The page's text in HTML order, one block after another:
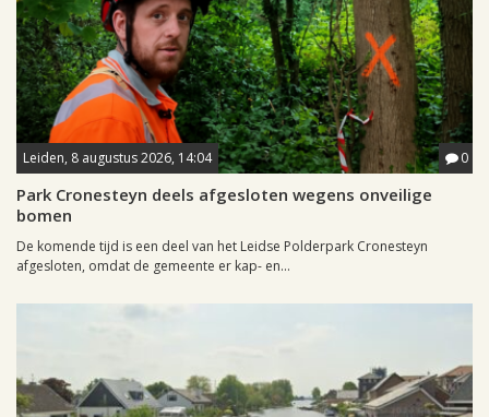
Leiden, 8 augustus 2026, 14:04 0
Park Cronesteyn deels afgesloten wegens onveilige
bomen
De komende tijd is een deel van het Leidse Polderpark Cronesteyn
afgesloten, omdat de gemeente er kap- en...